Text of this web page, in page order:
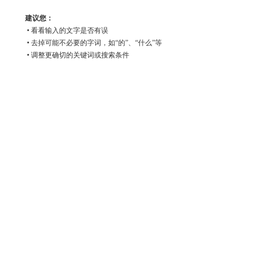
建议您：
• 看看输入的文字是否有误
• 去掉可能不必要的字词，如“的”、“什么”等
• 调整更确切的关键词或搜索条件